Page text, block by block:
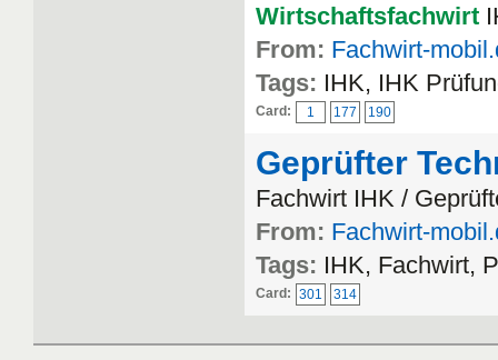
Wirtschaftsfachwirt
From: Fachwirt-
Tags: IHK, IHK
Card: 1 177 190
Geprüfter
Fachwirt IHK /
From: Fachwirt-
Tags: IHK, Fachwirt,
Card: 301 314